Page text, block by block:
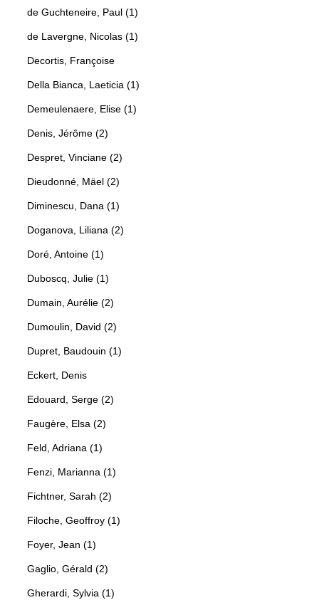
de Guchteneire, Paul (1)
de Lavergne, Nicolas (1)
Decortis, Françoise
Della Bianca, Laeticia (1)
Demeulenaere, Elise (1)
Denis, Jérôme (2)
Despret, Vinciane (2)
Dieudonné, Mäel (2)
Diminescu, Dana (1)
Doganova, Liliana (2)
Doré, Antoine (1)
Duboscq, Julie (1)
Dumain, Aurélie (2)
Dumoulin, David (2)
Dupret, Baudouin (1)
Eckert, Denis
Edouard, Serge (2)
Faugère, Elsa (2)
Feld, Adriana (1)
Fenzi, Marianna (1)
Fichtner, Sarah (2)
Filoche, Geoffroy (1)
Foyer, Jean (1)
Gaglio, Gérald (2)
Gherardi, Sylvia (1)